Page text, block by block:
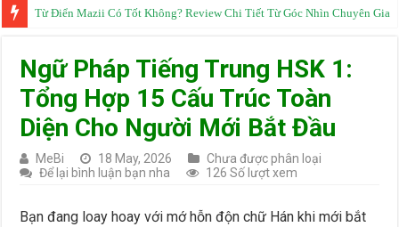
Từ Điển Mazii Có Tốt Không? Review Chi Tiết Từ Góc Nhìn Chuyên Gia
Ngữ Pháp Tiếng Trung HSK 1:
Tổng Hợp 15 Cấu Trúc Toàn
Diện Cho Người Mới Bắt Đầu
MeBi 18 May, 2026
Chưa được phân loại
Để lại bình luận bạn nha
126 Số lượt xem
Bạn đang loay hoay với mớ hỗn độn chữ Hán khi mới bắt